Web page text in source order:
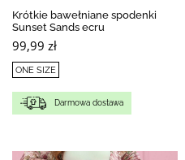
Krótkie bawełniane spodenki
Sunset Sands ecru
99,99 zł
ONE SIZE
Darmowa dostawa